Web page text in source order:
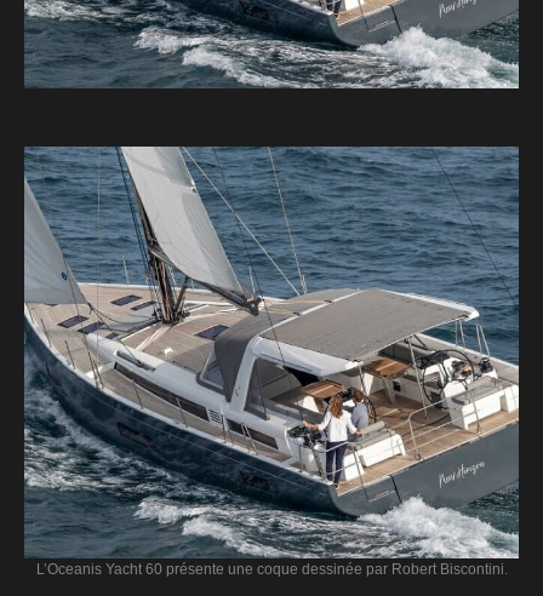
L’Oceanis Yacht 60 présente une coque dessinée par Robert Biscontini.